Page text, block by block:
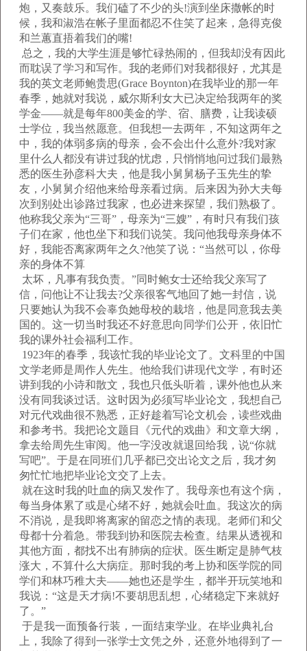
炮，又奏鼓乐。我们磕了不少的头!演到坐床撒帐的时
候，我和淑浩在帐子里面都忍不住笑了起来，急得克俊
和兰蕙直捂着我们的嘴!
总之，我的大学生涯是够忙碌热闹的，但我却没有因此
而耽误了学习和写作。我的老师们对我都很好，尤其是
我的英文老师鲍贵思(Grace Boynton)在我毕业的那一年
春季，她就对我说，威尔斯利女大已决定给我两年的奖
学金——就是每年800美金的学、宿、膳费，让我读硕
士学位，我当然愿意。但我想一去两年，不知这两年之
中，我的体弱多病的母亲，会不会出什么意外?我对家
里什么人都没有讲过我的忧虑，只悄悄地问过我们最熟
悉的医生孙彦科大夫，他是我小舅舅杨子玉先生的挚
友，小舅舅介绍他来给母亲看过病。后来因为孙大夫每
次到别处出诊路过我家，也必进来探望，我们熟极了。
他称我父亲为“三哥”，母亲为“三嫂”，有时只有我们孩
子们在家，他也坐下和我们说笑。我问他我母亲身体不
好，我能否离家两年之久?他笑了说：“当然可以，你母
亲的身体不算
太坏，凡事有我负责。”同时鲍女士还给我父亲写了
信，问他让不让我去?父亲很客气地回了她一封信，说
只要她认为我不会辜负她母校的栽培，他是同意我去美
国的。这一切当时我还不好意思向同学们公开，依旧忙
我的课外社会福利工作。
1923年的春季，我该忙我的毕业论文了。文科里的中国
文学老师是周作人先生。他给我们讲现代文学，有时还
讲到我的小诗和散文，我也只低头听着，课外他也从来
没有同我谈过话。这时因为必须写毕业论文，我想自己
对元代戏曲很不熟悉，正好趁着写论文机会，读些戏曲
和参考书。我把论文题目《元代的戏曲》和文章大纲，
拿去给周先生审阅。他一字没改就退回给我，说“你就
写吧”。于是在同班们几乎都已交出论文之后，我才匆
匆忙忙地把毕业论文交了上去。
就在这时我的吐血的病又发作了。我母亲也有这个病，
每当身体累了或是心绪不好，她就会吐血。我这次的病
不消说，是我即将离家的留恋之情的表现。老师们和父
母都十分着急。带我到协和医院去检查。结果从透视和
其他方面，都找不出有肺病的症状。医生断定是肺气枝
涨大，不算什么大病症。那时我的考上协和医学院的同
学们和林巧稚大夫——她也还是学生，都半开玩笑地和
我说：“这是天才病!不要胡思乱想，心绪稳定下来就好
了。”
于是我一面预备行装，一面结束学业。在毕业典礼台
上，我除了得到一张学士文凭之外，还意外地得到了一